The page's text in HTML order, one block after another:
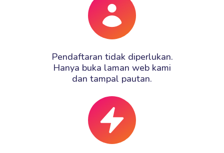
Pendaftaran tidak diperlukan.
Hanya buka laman web kami
dan tampal pautan.